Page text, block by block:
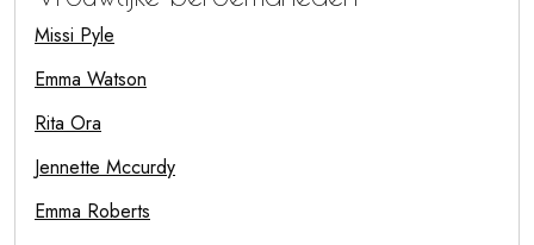
Missi Pyle
Emma Watson
Rita Ora
Jennette Mccurdy
Emma Roberts